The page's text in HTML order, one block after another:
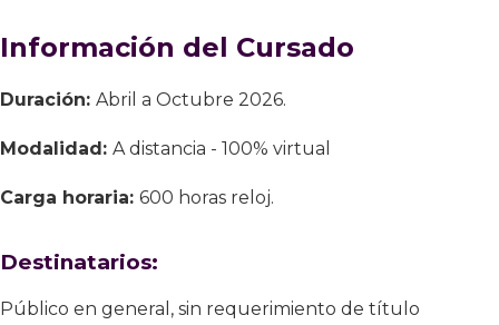
Información del Cursado
Duración: Abril a Octubre 2026.
Modalidad: A distancia - 100% virtual
Carga horaria: 600 horas reloj.
Destinatarios:
Público en general, sin requerimiento de título